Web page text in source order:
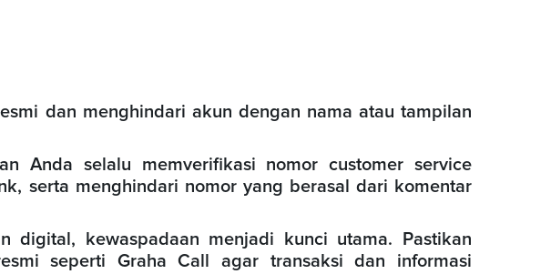
dan menghindari akun dengan nama atau tampilan
Anda selalu memverifikasi nomor customer service
serta menghindari nomor yang berasal dari komentar
digital, kewaspadaan menjadi kunci utama. Pastikan
seperti Graha Call agar transaksi dan informasi